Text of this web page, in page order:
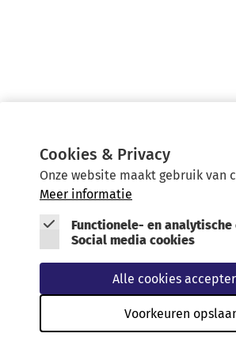
De Toolbox NPLG is een initiatief van
Footer
Cookies & Privacy
Cookies & Privacy
Onze website maakt gebruik van
Meer informatie
Functionele- en
Social media cookies
Alle cookies
Voorkeuren